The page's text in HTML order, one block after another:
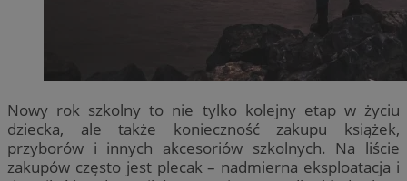
Nowy rok szkolny to nie tylko kolejny etap w życiu
dziecka, ale także konieczność zakupu książek,
przyborów i innych akcesoriów szkolnych. Na liście
zakupów często jest plecak – nadmierna eksploatacja i